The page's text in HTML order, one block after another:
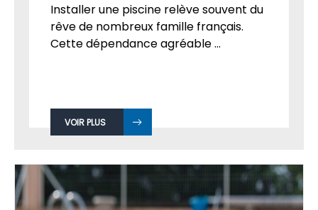
Installer une piscine relève souvent du
rêve de nombreux famille français.
Cette dépendance agréable ...
VOIR PLUS